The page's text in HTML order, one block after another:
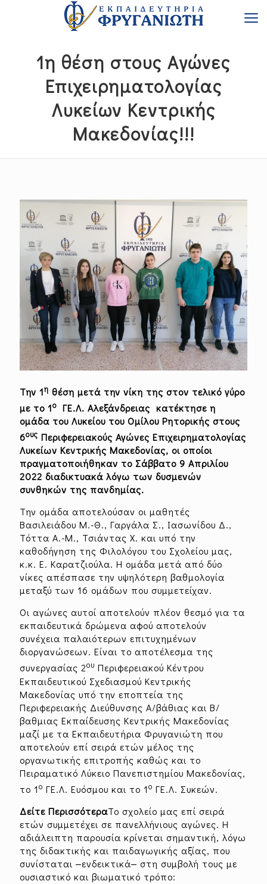
1η θέση στους Αγώνες
Επιχειρηματολογίας
Λυκείων Κεντρικής
Μακεδονίας!!!
Την 1η θέση μετά την νίκη της στον τελικό γύρο
με το 1ο ΓΕ.Λ. Αλεξάνδρειας κατέκτησε η
ομάδα του Λυκείου του Ομίλου Ρητορικής στους
6ους Περιφερειακούς Αγώνες Επιχειρηματολογίας
Λυκείων Κεντρικής Μακεδονίας, οι οποίοι
πραγματοποιήθηκαν το Σάββατο 9 Απριλίου
2022 διαδικτυακά λόγω των δυσμενών
συνθηκών της πανδημίας.
Την ομάδα αποτελούσαν οι μαθητές
Βασιλειάδου Μ.-Θ., Γαργάλα Σ., Ιασωνίδου Δ.,
Τόττα Α.-Μ., Τσιάντας Χ. και υπό την
καθοδήγηση της Φιλολόγου του Σχολείου μας,
κ.κ. Ε. Καρατζιούλα. Η ομάδα μετά από δύο
νίκες απέσπασε την υψηλότερη βαθμολογία
μεταξύ των 16 ομάδων που συμμετείχαν.
Οι αγώνες αυτοί αποτελούν πλέον θεσμό για τα
εκπαιδευτικά δρώμενα αφού αποτελούν
συνέχεια παλαιότερων επιτυχημένων
διοργανώσεων. Είναι το αποτέλεσμα της
συνεργασίας 2ου Περιφερειακού Κέντρου
Εκπαιδευτικού Σχεδιασμού Κεντρικής
Μακεδονίας υπό την εποπτεία της
Περιφερειακής Διεύθυνσης Α/βάθιας και Β/
βαθμιας Εκπαίδευσης Κεντρικής Μακεδονίας
μαζί με τα Εκπαιδευτήρια Φρυγανιώτη που
αποτελούν επί σειρά ετών μέλος της
οργανωτικής επιτροπής καθώς και το
Πειραματικό Λύκειο Πανεπιστημίου Μακεδονίας,
το 1ο ΓΕ.Λ. Ευόσμου και το 1ο ΓΕ.Λ. Συκεών.
Δείτε ΠερισσότεραΤο σχολείο μας επί σειρά
ετών συμμετέχει σε πανελλήνιους αγώνες. Η
αδιάλειπτη παρουσία κρίνεται σημαντική, λόγω
της διδακτικής και παιδαγωγικής αξίας, που
συνίσταται ‒ενδεικτικά‒ στη συμβολή τους με
ουσιαστικό και βιωματικό τρόπο: